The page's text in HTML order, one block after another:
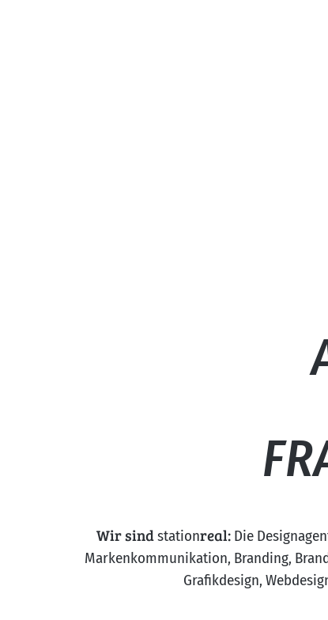
Wir sindstationreal:Die
Markenkommunikation, Branding,
Grafikdesign,